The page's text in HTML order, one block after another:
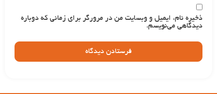
ذخیره نام، ایمیل و وبسایت من در مرورگر برای زمانی که دوباره
دیدگاهی می‌نویسم.